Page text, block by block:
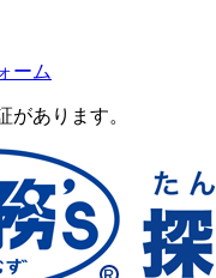
ーム
あります。